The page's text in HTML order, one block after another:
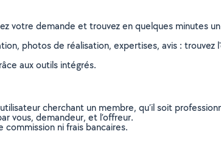
votre demande et trouvez en quelques minutes
photos de réalisation, expertises, avis : trouvez
aux outils intégrés.
cherchant un membre, qu’il soit
vous, demandeur, et l’offreur.
ni frais bancaires.